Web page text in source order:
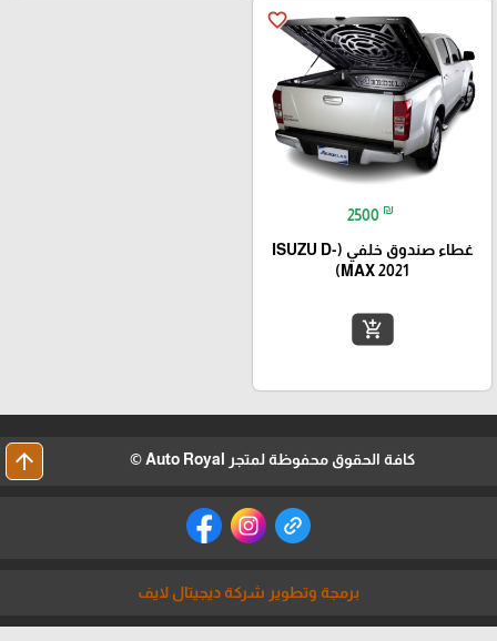
favorite_border
2500 ₪
غطاء صندوق خلفي (ISUZU D-
MAX 2021)
add_shopping_cart
كافة الحقوق محفوظة لمتجر Auto Royal © arrow_upward
برمجة وتطوير شركة ديجيتال لايف